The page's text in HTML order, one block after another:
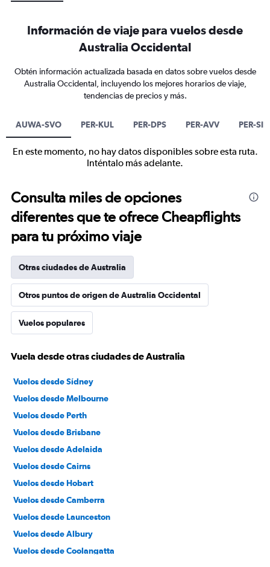
Información de viaje para vuelos desde
Australia Occidental
Obtén información actualizada basada en datos sobre vuelos desde
Australia Occidental, incluyendo los mejores horarios de viaje,
tendencias de precios y más.
AUWA-SVO PER-KUL PER-DPS PER-AVV PER-SIN
En este momento, no hay datos disponibles sobre esta ruta.
Inténtalo más adelante.
Consulta miles de opciones
diferentes que te ofrece Cheapflights
para tu próximo viaje
Otras ciudades de Australia
Otros puntos de origen de Australia Occidental
Vuelos populares
Vuela desde otras ciudades de Australia
Vuelos desde Sídney
Vuelos desde Melbourne
Vuelos desde Perth
Vuelos desde Brisbane
Vuelos desde Adelaida
Vuelos desde Cairns
Vuelos desde Hobart
Vuelos desde Camberra
Vuelos desde Launceston
Vuelos desde Albury
Vuelos desde Coolangatta